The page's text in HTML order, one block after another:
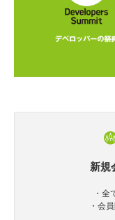
新規
・
・会